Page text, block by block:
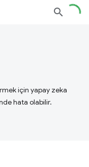
için yapay zeka
hata olabilir.